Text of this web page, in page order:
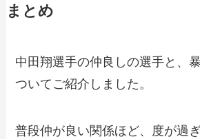
まとめ
中田翔選手の仲良しの選手と、
ついてご紹介しました。
普段仲が良い関係ほど、度が過